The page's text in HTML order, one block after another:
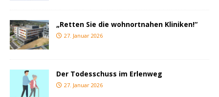
„Retten Sie die wohnortnahen Kliniken!“
27. Januar 2026
Der Todesschuss im Erlenweg
27. Januar 2026